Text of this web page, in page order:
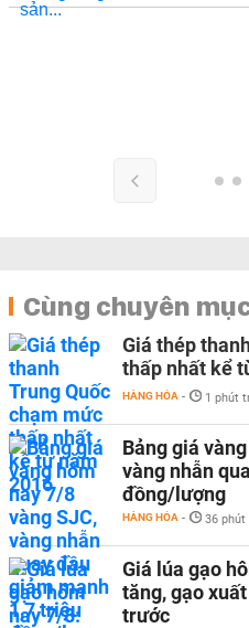
Cùng chuyên
Giá thép
thấp nhất kể
HÀNG HÓA - 1 phút
Bảng giá
vàng nhẫn
đồng/lượng
HÀNG HÓA - 36
Giá lúa gạo
tăng, gạo
trước